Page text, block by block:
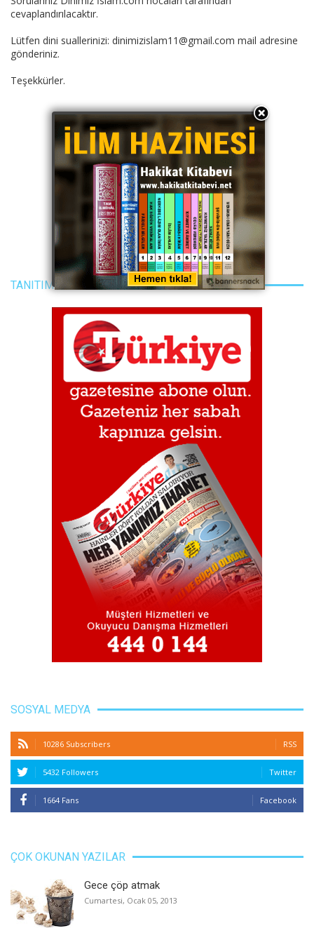
cevaplandırılacaktır.
Lütfen dini suallerinizi: dinimizislam11@gmail.com mail adresine
gönderiniz.
Teşekkürler.
TANITIM
SOSYAL MEDYA
10286 Subscribers RSS
5432 Followers Twitter
1664 Fans Facebook
ÇOK OKUNAN YAZILAR
Gece çöp atmak
Cumartesi, Ocak 05, 2013